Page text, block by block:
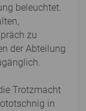
beleuchtet.
zu
der Abteilung
Trotzmacht
in